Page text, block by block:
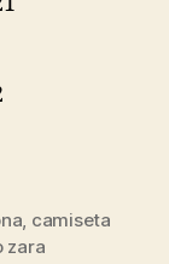
, camiseta
zara